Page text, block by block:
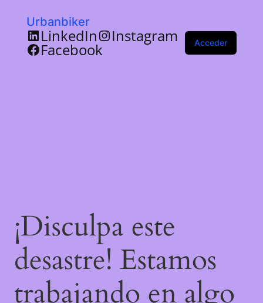
Urbanbiker
LinkedIn Instagram
Facebook Acceder
¡Disculpa este
desastre! Estamos
trabajando en algo